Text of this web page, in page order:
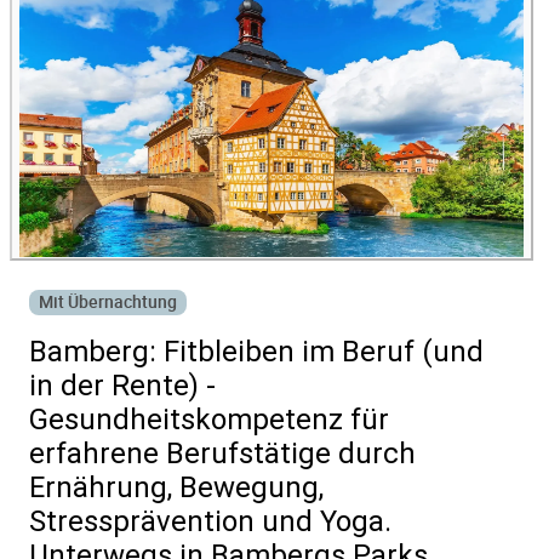
Mit Übernachtung
Bamberg: Fitbleiben im Beruf (und
in der Rente) -
Gesundheitskompetenz für
erfahrene Berufstätige durch
Ernährung, Bewegung,
Stressprävention und Yoga.